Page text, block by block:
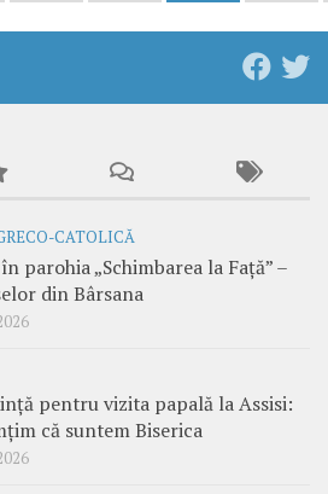
CATOLICĂ
parohia „Schimbarea la Față” –
din Bârsana
pentru vizita papală la Assisi:
că suntem Biserica